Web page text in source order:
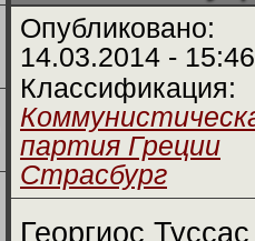
Опубликовано:
14.03.2014 - 15:46
Классификация:
партия Греции
Страсбург
Георгиос